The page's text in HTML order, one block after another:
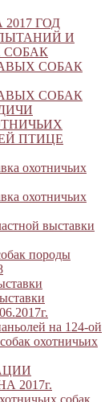
ГОД
И
СОБАК
СОБАК
СОБАК
ПТИЦЕ
охотничьих
охотничьих
выставки
породы
на 124-ой
охотничьих
2017г.
собак